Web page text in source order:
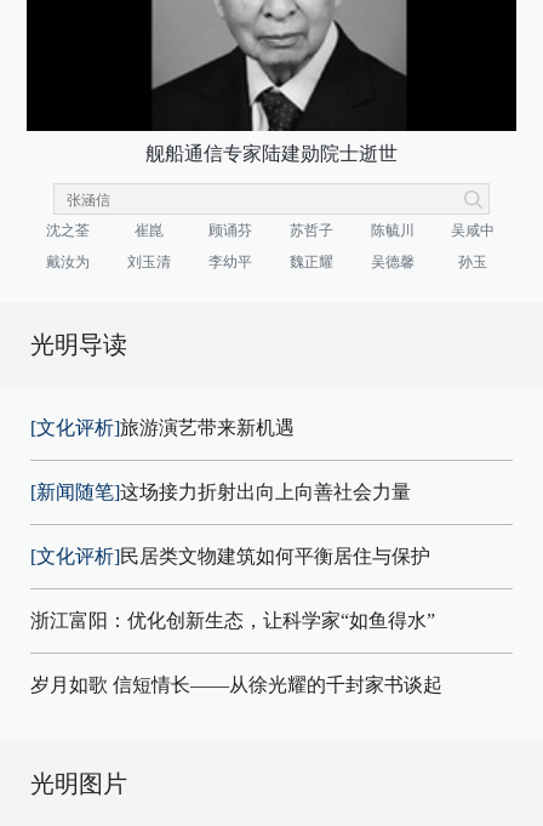
舰船通信专家陆建勋院士逝世
沈之荃 崔崑 顾诵芬 苏哲子 陈毓川
吴咸中
戴汝为
刘玉清 李幼平 魏正耀 吴德馨 孙玉
光明导读
[文化评析]旅游演艺带来新机遇
[新闻随笔]这场接力折射出向上向善社会力量
[文化评析]民居类文物建筑如何平衡居住与保护
浙江富阳：优化创新生态，让科学家“如鱼得水”
岁月如歌 信短情长——从徐光耀的千封家书谈起
光明图片